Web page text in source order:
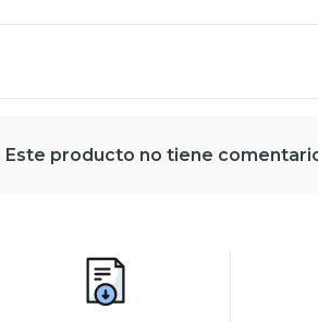
Este producto no tiene